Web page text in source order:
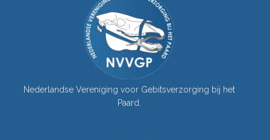
Nederlandse Vereniging voor Gebitsverzorging bij het
Paard.